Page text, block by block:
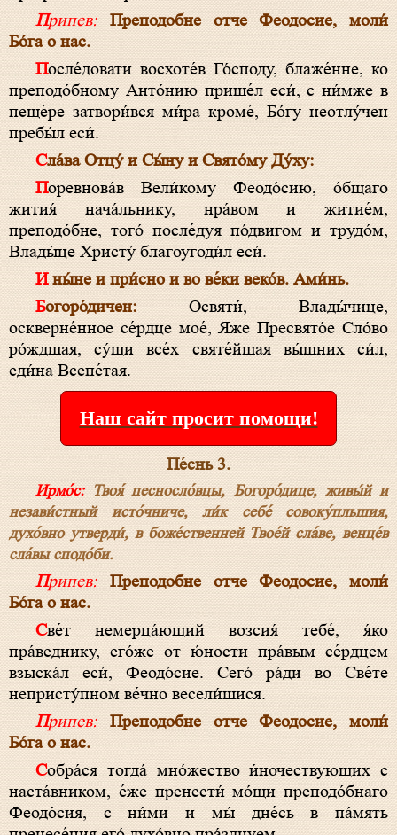
Припев:
Преподобне отче Феодосие, моли́
Бо́га о нас.
После́довати восхоте́в Го́споду, блаже́нне, ко
преподо́бному Анто́нию прише́л еси́, с ни́мже в
пеще́ре затвори́вся ми́ра кроме́, Бо́гу неотлу́чен
пребы́л еси́.
Сла́ва Отцу́ и Сы́ну и Свято́му Ду́ху:
Поревнова́в Вели́кому Феодо́сию, о́бщаго
жития́ нача́льнику, нра́вом и житие́м,
преподо́бне, того́ после́дуя по́двигом и трудо́м,
Влады́це Христу́ благоугоди́л еси́.
И ны́не и при́сно и во ве́ки веко́в. Ами́нь.
Богоро́дичен:Освяти́, Влады́чице,
оскверне́нное се́рдце мое́, Яже Пресвято́е Сло́во
ро́ждшая, су́щи все́х святе́йшая вы́шних си́л,
еди́на Всепе́тая.
Наш сайт просит помощи!
Пе́снь 3.
Ирмо́с:Твоя́ песносло́вцы, Богоро́дице, живы́й и
незави́стный исто́чниче, ли́к себе́ совоку́пльшия,
духо́вно утверди́, в боже́ственней Твое́й сла́ве, венце́в
сла́вы сподо́би.
Припев:
Преподобне отче Феодосие, моли́
Бо́га о нас.
Све́т немерца́ющий возсия́ тебе́, я́ко
пра́веднику, его́же от ю́ности пра́вым се́рдцем
взыска́л еси́, Феодо́сие. Сего́ ра́ди во Све́те
непристу́пном ве́чно весели́шися.
Припев:
Преподобне отче Феодосие, моли́
Бо́га о нас.
Собра́ся тогда́ мно́жество и́ночествующих с
наста́вником, е́же пренести́ мо́щи преподо́бнаго
Феодо́сия, с ни́ми и мы́ дне́сь в па́мять